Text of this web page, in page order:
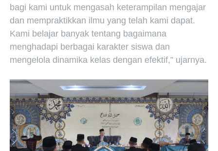
bagi kami untuk mengasah keterampilan mengajar
dan mempraktikkan ilmu yang telah kami dapat.
Kami belajar banyak tentang bagaimana
menghadapi berbagai karakter siswa dan
mengelola dinamika kelas dengan efektif,” ujarnya.